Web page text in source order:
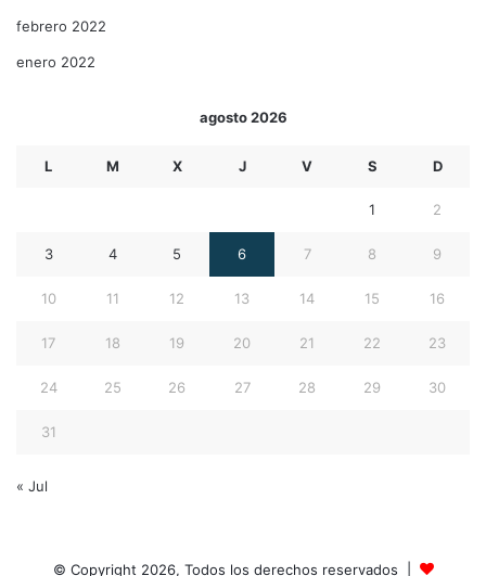
febrero 2022
enero 2022
agosto 2026
L M X J V S D
1 2
3 4 5 6 7 8 9
10 11 12 13 14 15 16
17 18 19 20 21 22 23
24 25 26 27 28 29 30
31
« Jul
© Copyright 2026, Todos los derechos reservados |